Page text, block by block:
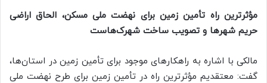
مؤثرترین راه تأمین زمین برای نهضت ملی مسکن، الحاق اراضی
حریم شهرها و تصویب ساخت شهرک‌هاست
مالکی با اشاره به راهکارهای موجود برای تأمین زمین در استان‌ها،
گفت: معتقدیم مؤثرترین راه در تأمین زمین برای طرح نهضت ملی